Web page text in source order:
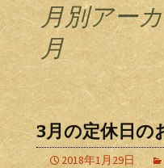
月別アー
月
3月の定休日の
2018年1月29日